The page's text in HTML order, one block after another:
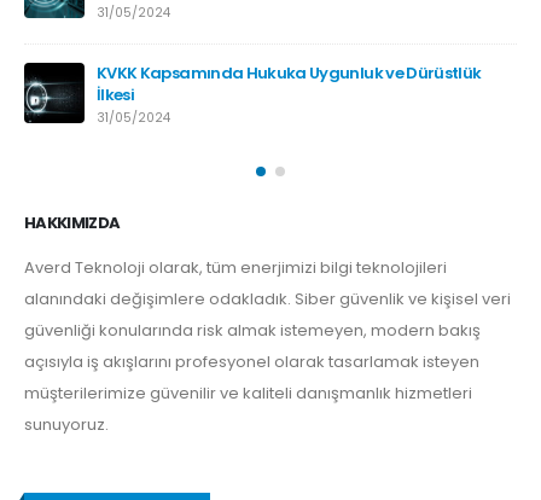
31/05/2024
KVKK Kapsamında Hukuka Uygunluk ve Dürüstlük
İlkesi
31/05/2024
HAKKIMIZDA
Averd Teknoloji olarak, tüm enerjimizi bilgi teknolojileri
alanındaki değişimlere odakladık. Siber güvenlik ve kişisel veri
güvenliği konularında risk almak istemeyen, modern bakış
açısıyla iş akışlarını profesyonel olarak tasarlamak isteyen
müşterilerimize güvenilir ve kaliteli danışmanlık hizmetleri
sunuyoruz.